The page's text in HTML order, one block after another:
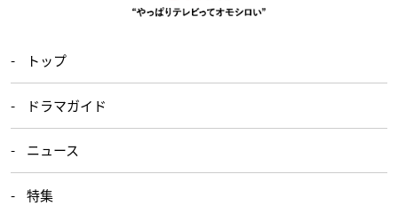
トップ
ドラマガイド
ニュース
特集